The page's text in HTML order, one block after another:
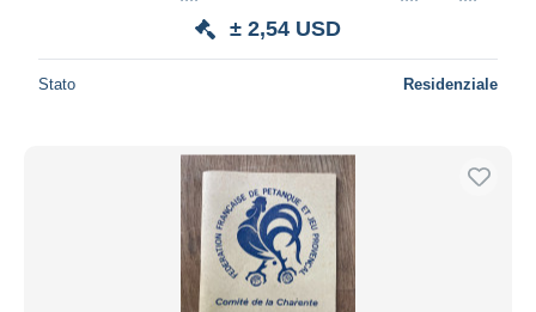
± 2,54 USD
Stato Residenziale